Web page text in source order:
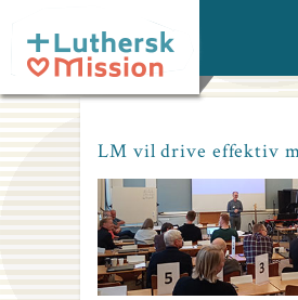
main
content
LM vil drive effektiv